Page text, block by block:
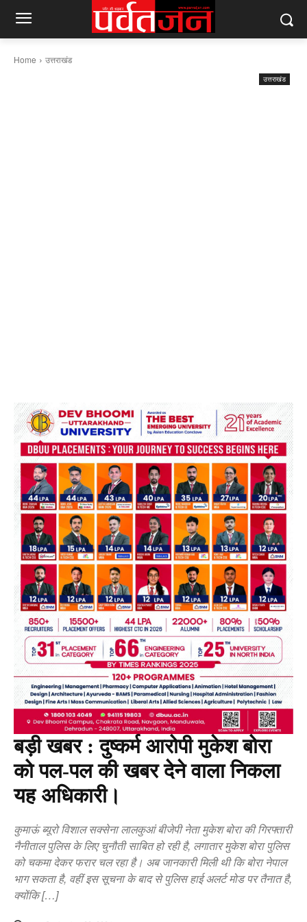
Home उत्तराखंड
उत्तराखंड
बड़ी खबर : दुष्कर्म आरोपी मुकेश बोरा
को पल-पल की खबर देने वाला निकला
यह अधिकारी।
कुमाऊं ब्यूरो विशाल सक्सेना लालकुआं बीजेपी नेता मुकेश बोरा की गिरफ्तारी
नैनीताल पुलिस के लिए चुनौती साबित हो रही है, लगातार मुकेश बोरा पुलिस
को चकमा देकर फरार चल रहा है। अब जानकारी मिली थी कि बोरा नेपाल
भाग सकता है, वहीं इस सूचना के बाद से पुलिस हाई अलर्ट मोड पर तैनात है,
क्योंकि […]